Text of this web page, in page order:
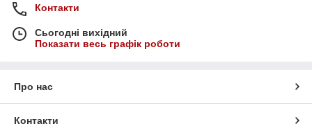
Контакти
Сьогодні вихідний
Показати весь графік роботи
Про нас
Контакти